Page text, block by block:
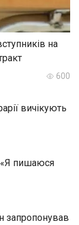
на
600
вичікують
«Я пишаюся
запропонував